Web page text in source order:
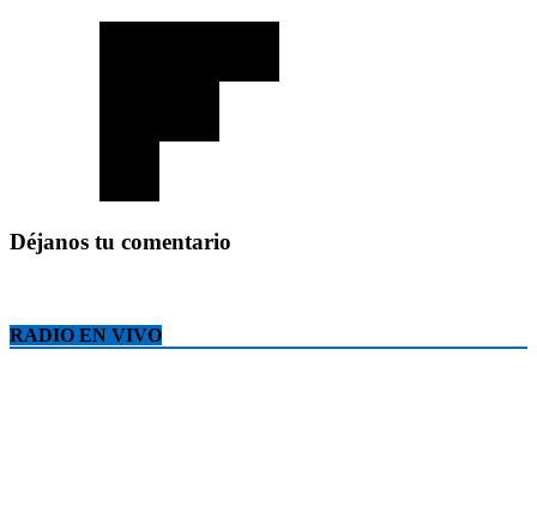
Déjanos tu comentario
RADIO EN VIVO